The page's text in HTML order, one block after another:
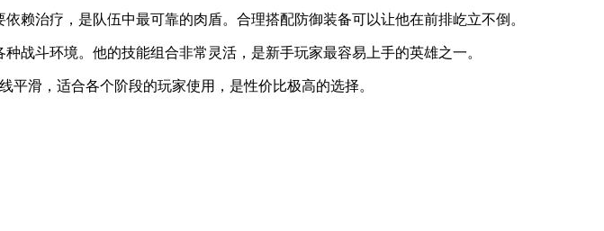
治疗，是队伍中最可靠的肉盾。合理搭配防御装备可以让他在前排屹立不倒。
斗环境。他的技能组合非常灵活，是新手玩家最容易上手的英雄之一。
滑，适合各个阶段的玩家使用，是性价比极高的选择。